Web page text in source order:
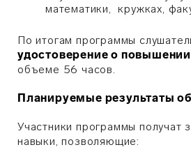
математики, кружках,
По итогам программы
удостоверение о
объеме 56 часов.
Планируемые результаты
Участники программы получат
навыки, позволяющие: